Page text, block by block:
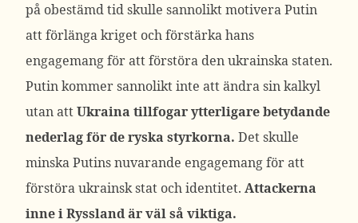
på obestämd tid skulle sannolikt motivera Putin
att förlänga kriget och förstärka hans
engagemang för att förstöra den ukrainska staten.
Putin kommer sannolikt inte att ändra sin kalkyl
utan attUkraina tillfogar ytterligare betydande
nederlag för de ryska styrkorna. Det skulle
minska Putins nuvarande engagemang för att
förstöra ukrainsk stat och identitet. Attackerna
inne i Ryssland är väl så viktiga.